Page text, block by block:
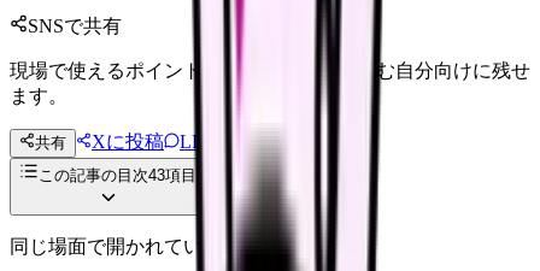
SNSで共有
現場で使えるポイントを、同僚やあとで読む自分向けに残せ
ます。
共有 Xに投稿 LINE
投稿文コピー
この記事の目次43項目
同じ場面で開かれている記事